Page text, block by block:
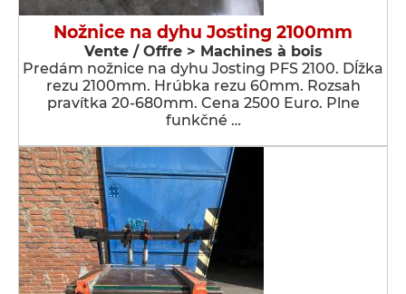
Nožnice na dyhu Josting 2100mm
Vente / Offre > Machines à bois
Predám nožnice na dyhu Josting PFS 2100. Dĺžka
rezu 2100mm. Hrúbka rezu 60mm. Rozsah
pravítka 20-680mm. Cena 2500 Euro. Plne
funkčné …